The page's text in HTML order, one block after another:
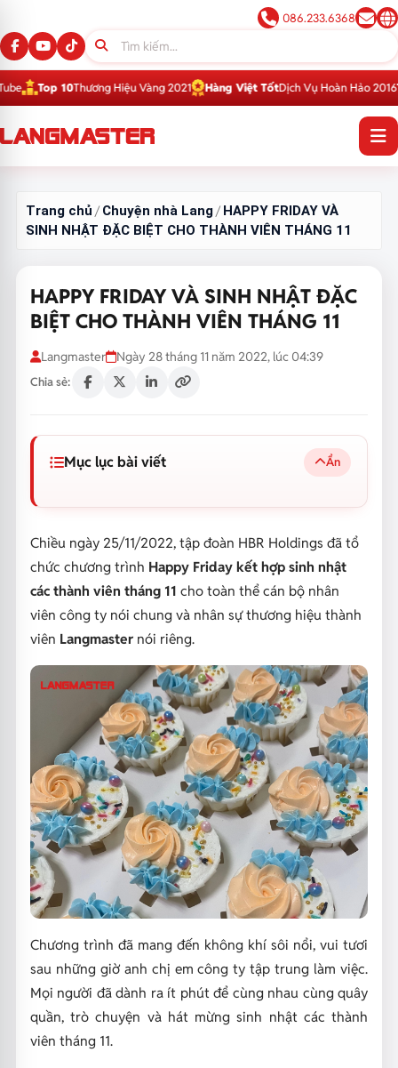
086.233.6368
10Thương Hiệu Vàng 2021 Hàng Việt TốtDịch Vụ Hoàn Hảo 2016 Top 1
Trang chủ /Chuyện nhà Lang/HAPPY FRIDAY VÀ
SINH NHẬT ĐẶC BIỆT CHO THÀNH VIÊN THÁNG 11
HAPPY FRIDAY VÀ SINH NHẬT ĐẶC
BIỆT CHO THÀNH VIÊN THÁNG 11
Langmaster Ngày 28 tháng 11 năm 2022, lúc 04:39
Chia sẻ:
Mục lục bài viết Ẩn
Chiều ngày 25/11/2022, tập đoàn HBR Holdings đã tổ
chức chương trình Happy Friday kết hợp sinh nhật
các thành viên tháng 11 cho toàn thể cán bộ nhân
viên công ty nói chung và nhân sự thương hiệu thành
viên Langmasternói riêng.
Chương trình đã mang đến không khí sôi nổi, vui tươi
sau những giờ anh chị em công ty tập trung làm việc.
Mọi người đã dành ra ít phút để cùng nhau cùng quây
quần, trò chuyện và hát mừng sinh nhật các thành
viên tháng 11.